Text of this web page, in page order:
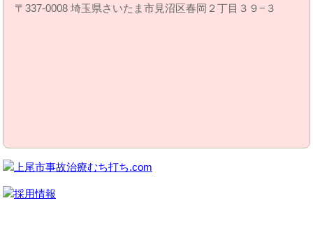
〒337-0008 埼玉県さいたま市見沼区春岡２丁目３９−３